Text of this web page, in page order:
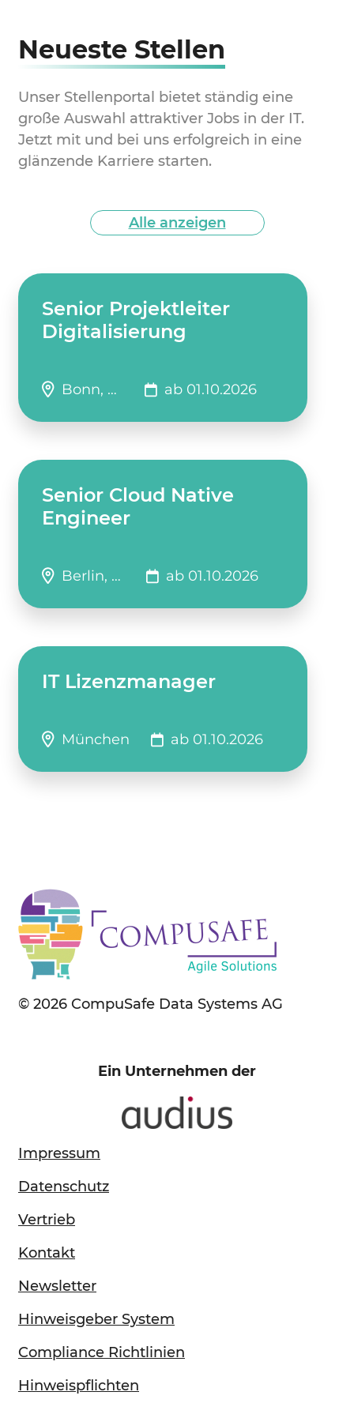
Senior Projektleiter
Digitalisierung
Bonn, … ab 01.10.2026
Senior Cloud Native
Engineer
Berlin, … ab 01.10.2026
IT Lizenzmanager
München ab 01.10.2026
Neueste Stellen
Unser Stellenportal bietet ständig eine
große Auswahl attraktiver Jobs in der IT.
Jetzt mit und bei uns erfolgreich in eine
glänzende Karriere starten.
Alle anzeigen
© 2026 CompuSafe Data Systems AG
Ein Unternehmen der
Impressum
Datenschutz
Vertrieb
Kontakt
Newsletter
Hinweisgeber System
Compliance Richtlinien
Hinweispflichten